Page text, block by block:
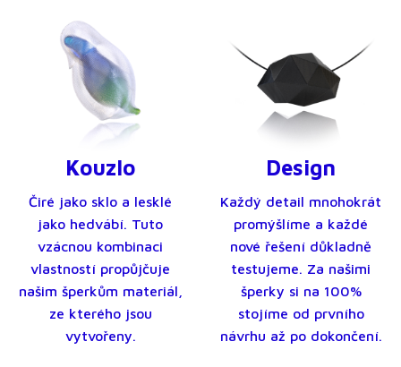
Kouzlo
Čiré jako sklo a lesklé
jako hedvábí. Tuto
vzácnou kombinaci
vlastností propůjčuje
našim šperkům materiál,
ze kterého jsou
vytvořeny.
Design
Každý detail mnohokrát
promýšlíme a každé
nové řešení důkladně
testujeme. Za našimi
šperky si na 100%
stojíme od prvního
návrhu až po dokončení.